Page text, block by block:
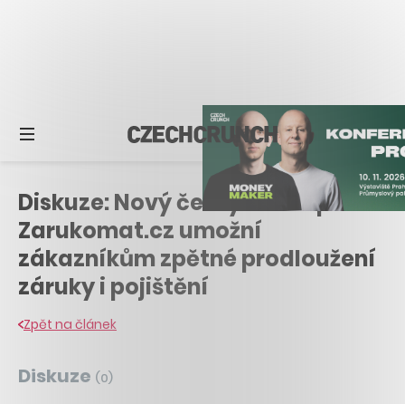
Diskuze: Nový český startup
Zarukomat.cz umožní
zákazníkům zpětné prodloužení
záruky i pojištění
Zpět na článek
Diskuze (0)